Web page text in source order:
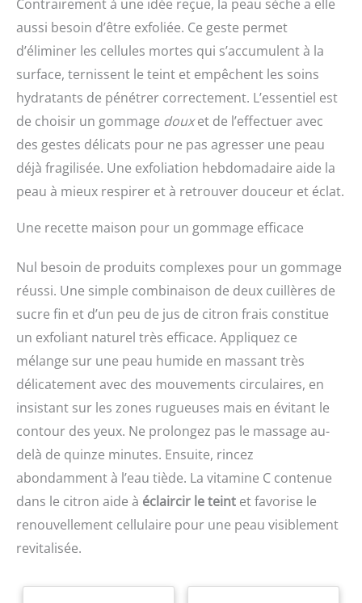
Contrairement à une idée reçue, la peau sèche a elle
aussi besoin d’être exfoliée. Ce geste permet
d’éliminer les cellules mortes qui s’accumulent à la
surface, ternissent le teint et empêchent les soins
hydratants de pénétrer correctement. L’essentiel est
de choisir un gommage douxet de l’effectuer avec
des gestes délicats pour ne pas agresser une peau
déjà fragilisée. Une exfoliation hebdomadaire aide la
peau à mieux respirer et à retrouver douceur et éclat.
Une recette maison pour un gommage efficace
Nul besoin de produits complexes pour un gommage
réussi. Une simple combinaison de deux cuillères de
sucre fin et d’un peu de jus de citron frais constitue
un exfoliant naturel très efficace. Appliquez ce
mélange sur une peau humide en massant très
délicatement avec des mouvements circulaires, en
insistant sur les zones rugueuses mais en évitant le
contour des yeux. Ne prolongez pas le massage au-
delà de quinze minutes. Ensuite, rincez
abondamment à l’eau tiède. La vitamine C contenue
dans le citron aide à éclaircir le teint et favorise le
renouvellement cellulaire pour une peau visiblement
revitalisée.